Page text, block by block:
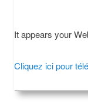
It appears your
Cliquez ici pour